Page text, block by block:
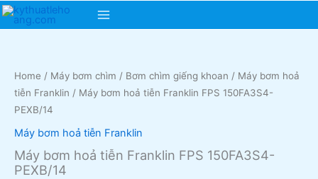
Skip
Main
Home / Máy bơm chìm / Bơm chìm giếng khoan / Máy bơm hoả
tiễn Franklin / Máy bơm hoả tiễn Franklin FPS 150FA3S4-
PEXB/14
Máy bơm hoả tiễn Franklin
Máy bơm hoả tiễn Franklin FPS 150FA3S4-
PEXB/14